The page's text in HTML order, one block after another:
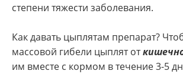
степени тяжести заболевания.
Как давать цыплятам препарат?
массовой гибели цыплят от
им вместе с кормом в течение 3-5